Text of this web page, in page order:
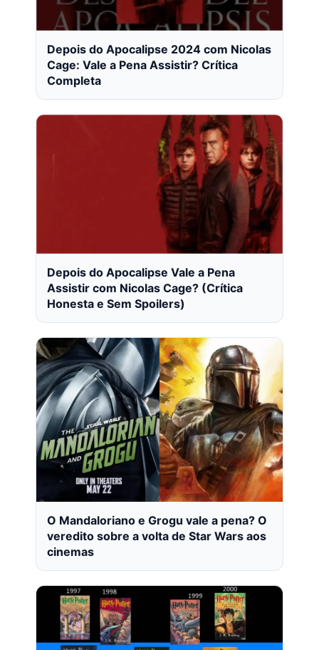
Depois do Apocalipse 2024 com Nicolas
Cage: Vale a Pena Assistir? Crítica
Completa
Depois do Apocalipse Vale a Pena
Assistir com Nicolas Cage? (Crítica
Honesta e Sem Spoilers)
O Mandaloriano e Grogu vale a pena? O
veredito sobre a volta de Star Wars aos
cinemas